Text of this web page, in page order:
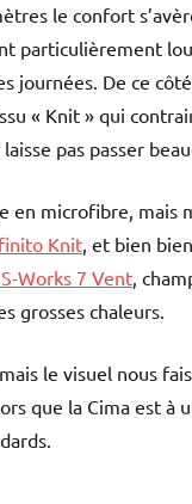
le confort
particulièrement
journées. De ce
« Knit » qui
pas passer
en microfibre, mais
Knit , et bien
Works 7 Vent ,
grosses chaleurs.
le visuel nous
que la Cima est à